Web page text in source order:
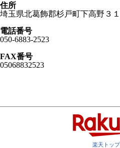
住所
埼玉県北葛飾郡杉戸町下高野３
電話番号
050-6883-2523
FAX番号
05068832523
楽天トッ